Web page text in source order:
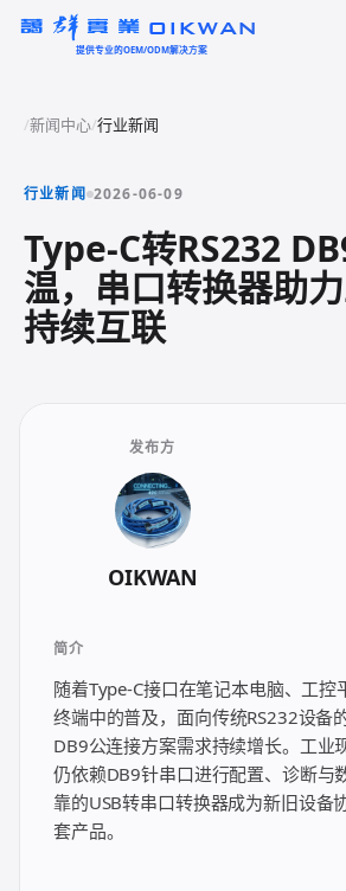
OIKWAN
提供专业的OEM/ODM解决方案
English
Português
ไทย
Italiano
/新闻中心/行业新闻
行业新闻 2026-06-09
Type-C转RS232
温，串口转换器助
持续互联
发布方
OIKWAN
简介
随着Type-C接口在笔记本电脑、工控
终端中的普及，面向传统RS232设备
DB9公连接方案需求持续增长。工业
仍依赖DB9针串口进行配置、诊断与
靠的USB转串口转换器成为新旧设备
套产品。